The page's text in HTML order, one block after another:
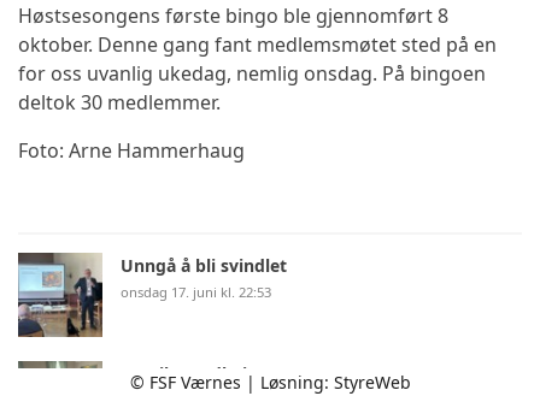
Høstsesongens første bingo ble gjennomført 8
oktober. Denne gang fant medlemsmøtet sted på en
for oss uvanlig ukedag, nemlig onsdag. På bingoen
deltok 30 medlemmer.
Foto: Arne Hammerhaug
Unngå å bli svindlet
onsdag 17. juni kl. 22:53
Tur til Trondheim
© FSF Værnes | Løsning: StyreWeb